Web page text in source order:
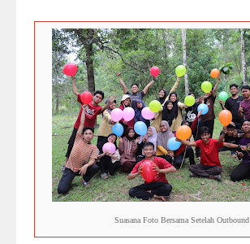
Suasana Foto Bersama Setelah Outbound